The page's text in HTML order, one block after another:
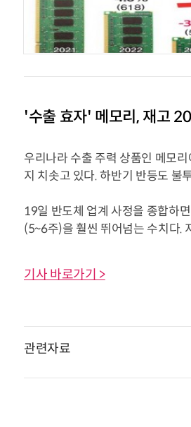
'수출 효자' 메모리, 재고
우리나라 수출 주력 상품인 메모
지 치솟고 있다. 하반기 반등도 불
19일 반도체 업계 사정을 종합하
(5~6주)을 훨씬 뛰어넘는 수치다.
기사 바로가기 >
관련자료